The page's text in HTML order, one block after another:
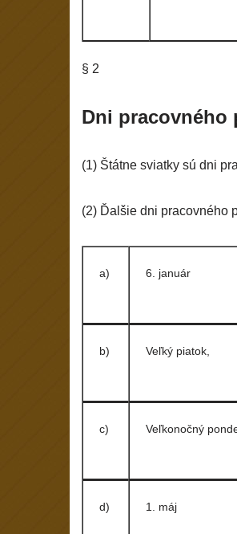
§ 2
Dni pracovného
(1) Štátne sviatky sú dni
(2) Ďalšie dni pracovného
a) 6. január
b) Veľký piatok,
c) Veľkonočný
d) 1. máj